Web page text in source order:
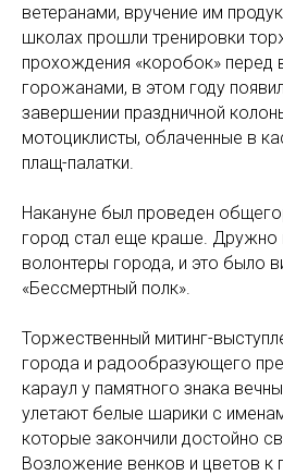
ветеранами, вручение им
школах прошли тренировки
прохождения «коробок» перед
горожанами, в этом году
завершении праздничной
мотоциклисты, облаченные в
плащ-палатки.
Накануне был проведен
город стал еще краше. Дружно
волонтеры города, и это было
«Бессмертный полк».
Торжественный митинг-
города и радообразующего
караул у памятного знака
улетают белые шарики с
которые закончили достойно
Возложение венков и цветов к